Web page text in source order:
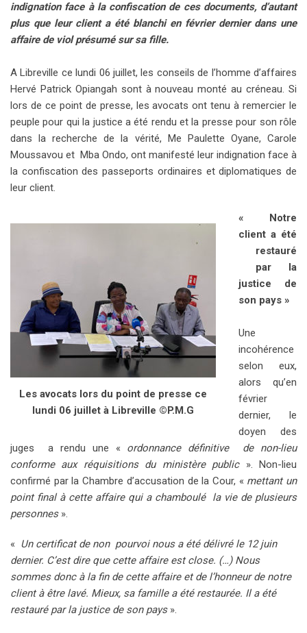
m
a
i
indignation face à la confiscation de ces documents, d’autant
plus que leur client a été blanchi en février dernier dans une
affaire de viol présumé sur sa fille.
A Libreville ce lundi 06 juillet, les conseils de l’homme d’affaires
Hervé Patrick Opiangah sont à nouveau monté au créneau. Si
lors de ce point de presse, les avocats ont tenu à remercier le
peuple pour qui la justice a été rendu et la presse pour son rôle
dans la recherche de la vérité, Me Paulette Oyane, Carole
Moussavou et Mba Ondo, ont manifesté leur indignation face à
la confiscation des passeports ordinaires et diplomatiques de
leur client.
Les avocats lors du point de presse ce
lundi 06 juillet à Libreville ©P.M.G
« Notre
client a été
restauré
par la
justice de
son pays »
Une
incohérence
selon eux,
alors qu’en
février
dernier, le
doyen des
juges a rendu une « ordonnance définitive de non-lieu
conforme aux réquisitions du ministère public». Non-lieu
confirmé par la Chambre d’accusation de la Cour, « mettant un
point final à cette affaire qui a chamboulé la vie de plusieurs
personnes».
« Un certificat de non pourvoi nous a été délivré le 12 juin
dernier. C’est dire que cette affaire est close. (…) Nous
sommes donc à la fin de cette affaire et de l’honneur de notre
client à être lavé. Mieux, sa famille a été restaurée. Il a été
restauré par la justice de son pays».